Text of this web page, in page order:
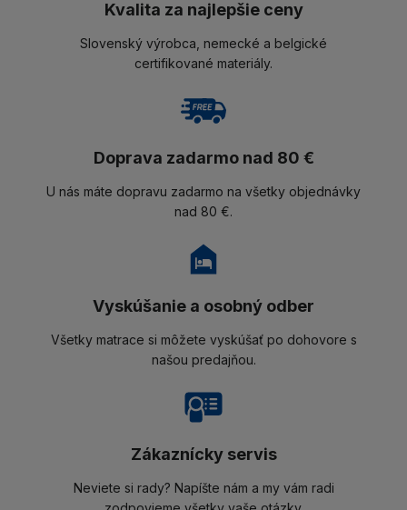
Kvalita za najlepšie ceny
Slovenský výrobca, nemecké a belgické
certifikované materiály.
Doprava zadarmo nad 80 €
U nás máte dopravu zadarmo na všetky objednávky
nad 80 €.
Vyskúšanie a osobný odber
Všetky matrace si môžete vyskúšať po dohovore s
našou predajňou.
Zákaznícky servis
Neviete si rady? Napíšte nám a my vám radi